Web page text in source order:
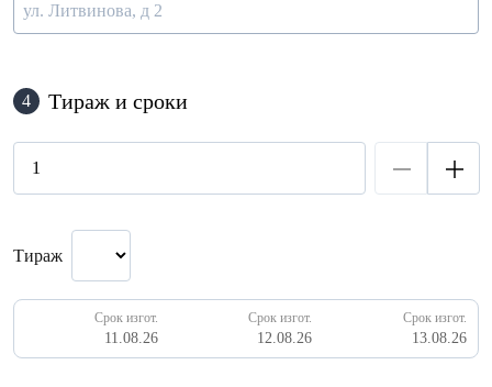
4 Тираж и сроки
Тираж
Срок изгот.
11.08.26
Срок изгот.
12.08.26
Срок изгот.
13.08.26